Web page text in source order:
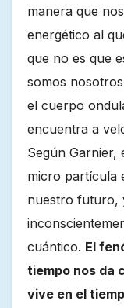
manera que
energético al
que no es que
somos
el cuerpo
encuentra a
Según Garnier,
micro partícula
nuestro futuro,
cuántico. El
tiempo nos da
vive en el